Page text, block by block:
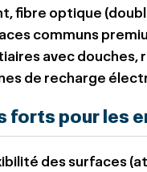
fibre optique
communs
avec douches,
de recharge
forts pour les
des surfaces